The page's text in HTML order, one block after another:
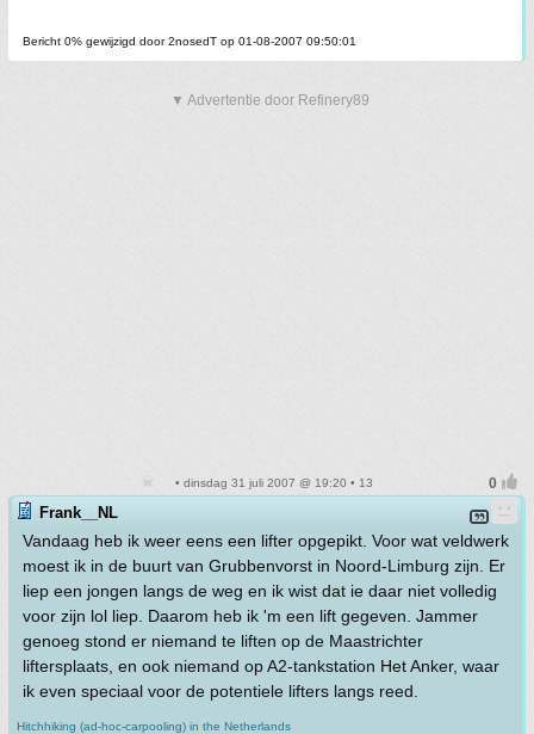
Bericht 0% gewijzigd door 2nosedT op 01-08-2007 09:50:01
▼ Advertentie door Refinery89
• dinsdag 31 juli 2007 @ 19:20 • 13
Frank__NL
Vandaag heb ik weer eens een lifter opgepikt. Voor wat veldwerk
moest ik in de buurt van Grubbenvorst in Noord-Limburg zijn. Er
liep een jongen langs de weg en ik wist dat ie daar niet volledig
voor zijn lol liep. Daarom heb ik 'm een lift gegeven. Jammer
genoeg stond er niemand te liften op de Maastrichter
liftersplaats, en ook niemand op A2-tankstation Het Anker, waar
ik even speciaal voor de potentiele lifters langs reed.
Hitchhiking (ad-hoc-carpooling) in the Netherlands